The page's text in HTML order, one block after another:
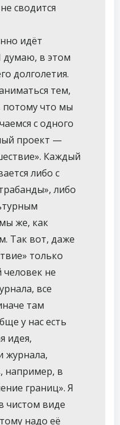
сводится
идёт
думаю, в этом
долголетия.
тем,
что мы
с одного
проект —
Каждый
либо с
либо
же, как
Так вот, даже
только
не
все
там
у нас есть
идея,
журнала,
например, в
границ». Я
чистом виде
надо её